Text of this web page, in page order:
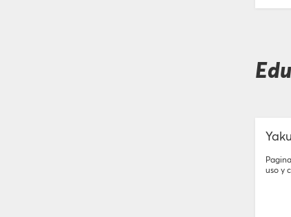
uso y